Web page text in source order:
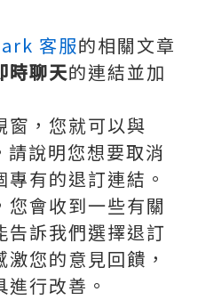
客服的相關文章
時聊天的連結並加
窗，您就可以與
說明您想要取消
有的退訂連結。
您會收到一些有關
告訴我們選擇退訂
您的意見回饋，
行改善。